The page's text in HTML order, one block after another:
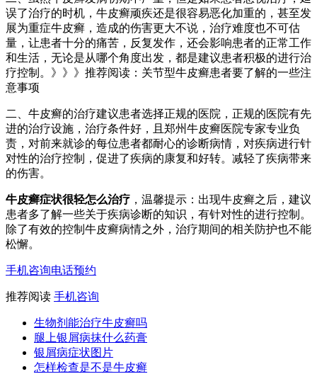
误了治疗的时机，牛皮癣顽疾还是很容易恶化加重的，甚至发
展为重症牛皮癣，造成的伤害更大不说，治疗难度也不可估
量，让患者十分的痛苦，反复发作，还会影响患者的正常工作
和生活，无论是从哪个角度出发，都是建议患者积极的进行治
疗控制。》》》推荐阅读：关节型牛皮癣患者要了解的一些注
意事项
二、牛皮癣的治疗建议患者选择正规的医院，正规的医院有先
进的治疗设施，治疗条件好，且郑州牛皮癣医院专家专业负
责，对前来就诊的每位患者都耐心的诊断病情，对疾病进行针
对性的治疗控制，促进了疾病的康复和好转。减轻了疾病带来
的伤害。
牛皮癣症状很轻怎么治疗 ，温馨提示：出现牛皮癣之后，建议
患者多了解一些关于疾病诊断的知识，有针对性的进行控制。
除了有效的控制牛皮癣病情之外，治疗期间的相关防护也不能
松懈。
手机咨询电话预约
推荐阅读 手机咨询
生物剂能治疗牛皮癣吗
腿上银屑病抹什么药膏
银屑病症状图片
怎样检查是不是牛皮癣